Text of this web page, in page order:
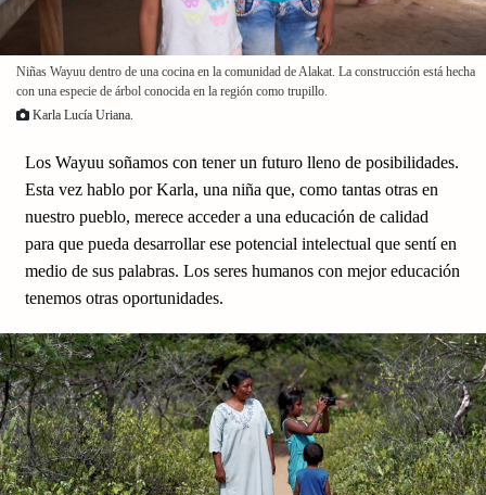
Niñas Wayuu dentro de una cocina en la comunidad de Alakat. La construcción está hecha
con una especie de árbol conocida en la región como trupillo.
Karla Lucía Uriana.
Los Wayuu soñamos con tener un futuro lleno de posibilidades.
Esta vez hablo por Karla, una niña que, como tantas otras en
nuestro pueblo, merece acceder a una educación de calidad
para que pueda desarrollar ese potencial intelectual que sentí en
medio de sus palabras. Los seres humanos con mejor educación
tenemos otras oportunidades.